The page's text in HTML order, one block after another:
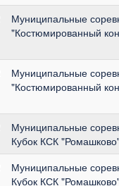
Муниципальные
"Костюмированный
Муниципальные
"Костюмированный
Муниципальные
Кубок КСК
Муниципальные
Кубок КСК